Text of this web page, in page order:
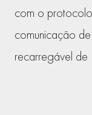
com o
comunicação
recarregável de